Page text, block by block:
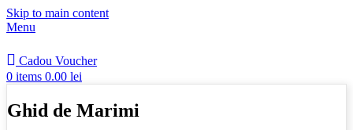
Skip to main content
Menu
Cadou Voucher
0 items 0.00 lei
Ghid de Marimi